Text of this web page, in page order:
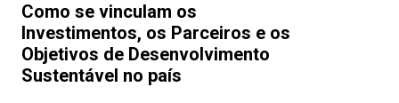
Como se vinculam os
Investimentos, os Parceiros e os
Objetivos de Desenvolvimento
Sustentável no país